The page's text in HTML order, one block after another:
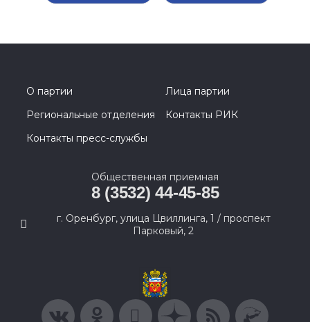
О партии
Лица партии
Региональные отделения
Контакты РИК
Контакты пресс-службы
Общественная приемная
8 (3532) 44-45-85
г. Оренбург, улица Цвиллинга, 1 / проспект
Парковый, 2